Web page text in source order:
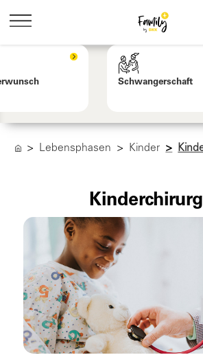
Schwangerschaft
Lebensphasen Kinder